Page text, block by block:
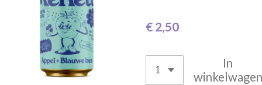
€ 2,50
In
winkelwagen